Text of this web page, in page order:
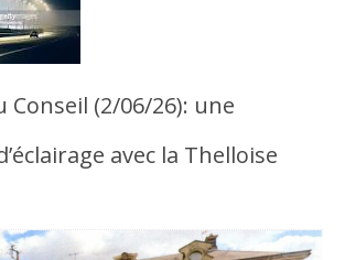
Conseil (2/06/26): une
avec la Thelloise